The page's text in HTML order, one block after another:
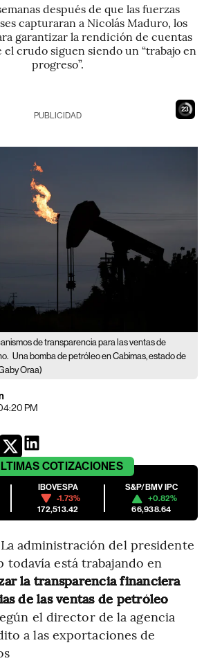
después de que las fuerzas
capturaran a Nicolás Maduro, los
garantizar la rendición de cuentas
el crudo siguen siendo un “trabajo en
progreso”.
22
PUBLICIDAD
de transparencia para las ventas de
Una bomba de petróleo en Cabimas, estado de
Oraa)
PM
COTIZACIONES
IBOVESPA
-1.73%
172,513.42
S&P/BMV IPC
+0.82%
66,938.64
administración del presidente
todavía está trabajando en
la transparencia financiera
de las ventas de petróleo
el director de la agencia
a las exportaciones de